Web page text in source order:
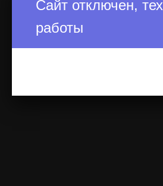
Сайт отключен,
работы